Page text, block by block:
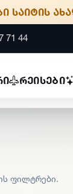
საიტის
71 44
რეისები
ფილტრები.